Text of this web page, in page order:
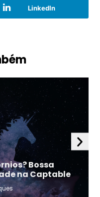
LinkedIn
Bossa
na Captable